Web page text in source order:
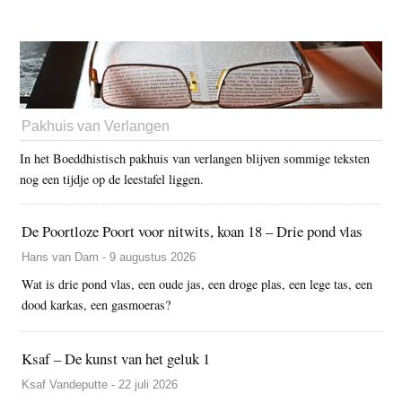
Pakhuis van Verlangen
In het Boeddhistisch pakhuis van verlangen blijven sommige teksten
nog een tijdje op de leestafel liggen.
De Poortloze Poort voor nitwits, koan 18 – Drie pond vlas
Hans van Dam - 9 augustus 2026
Wat is drie pond vlas, een oude jas, een droge plas, een lege tas, een
dood karkas, een gasmoeras?
Ksaf – De kunst van het geluk 1
Ksaf Vandeputte - 22 juli 2026